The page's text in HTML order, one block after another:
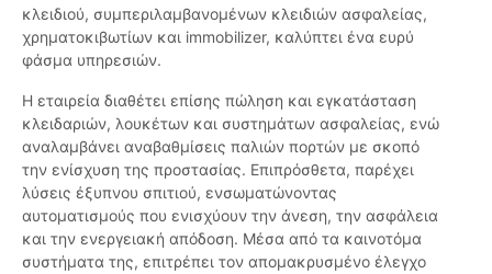
κλειδιού, συμπεριλαμβανομένων κλειδιών ασφαλείας,
χρηματοκιβωτίων και immobilizer, καλύπτει ένα ευρύ
φάσμα υπηρεσιών.
Η εταιρεία διαθέτει επίσης πώληση και εγκατάσταση
κλειδαριών, λουκέτων και συστημάτων ασφαλείας, ενώ
αναλαμβάνει αναβαθμίσεις παλιών πορτών με σκοπό
την ενίσχυση της προστασίας. Επιπρόσθετα, παρέχει
λύσεις έξυπνου σπιτιού, ενσωματώνοντας
αυτοματισμούς που ενισχύουν την άνεση, την ασφάλεια
και την ενεργειακή απόδοση. Μέσα από τα καινοτόμα
συστήματα της, επιτρέπει τον απομακρυσμένο έλεγχο